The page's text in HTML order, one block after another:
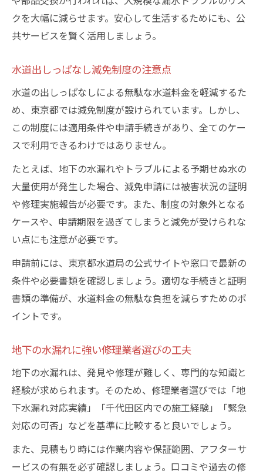
クを大幅に減らせます。安心して生活するためにも、公
共サービスを賢く活用しましょう。
水道出しっぱなし減免制度の注意点
水道の出しっぱなしによる無駄な水道料金を軽減するた
め、東京都では減免制度が設けられています。しかし、
この制度には適用条件や申請手続きがあり、全てのケー
スで利用できるわけではありません。
たとえば、地下の水漏れやトラブルによる予期せぬ水の
大量使用が発生した場合、減免申請には被害状況の証明
や修理実施報告が必要です。また、制度の対象外となる
ケースや、申請期限を過ぎてしまうと減免が受けられな
い点にも注意が必要です。
申請前には、東京都水道局の公式サイトや窓口で最新の
条件や必要書類を確認しましょう。適切な手続きと証明
書類の準備が、水道料金の無駄な負担を減らすためのポ
イントです。
地下の水漏れに強い修理業者選びの工夫
地下の水漏れは、発見や修理が難しく、専門的な知識と
経験が求められます。そのため、修理業者選びでは「地
下水漏れ対応実績」「千代田区内での施工経験」「緊急
対応の可否」などを基準に比較すると良いでしょう。
また、見積もり時には作業内容や保証範囲、アフターサ
ービスの有無を必ず確認しましょう。口コミや過去の修